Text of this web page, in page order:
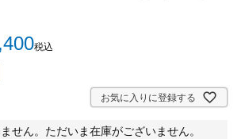
税込
お気に入りに登録する
せん。ただいま在庫がございません。